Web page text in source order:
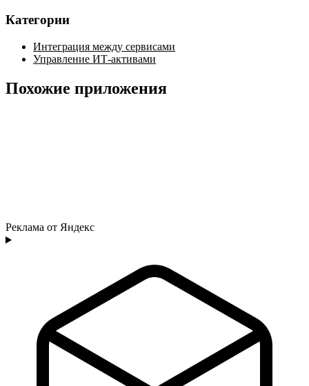
Категории
Интеграция между сервисами
Управление ИТ-активами
Похожие приложения
Реклама от Яндекс